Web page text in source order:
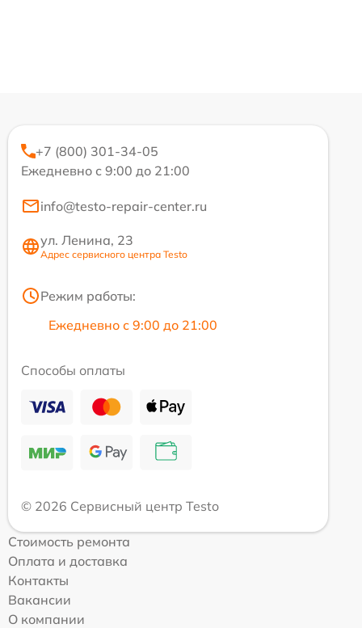
+7 (800) 301-34-05
Ежедневно с 9:00 до 21:00
info@testo-repair-center.ru
ул. Ленина, 23
Адрес сервисного центра Testo
Режим работы:
Ежедневно с 9:00 до 21:00
Способы оплаты
© 2026 Сервисный центр Testo
Стоимость ремонта
Оплата и доставка
Контакты
Вакансии
О компании